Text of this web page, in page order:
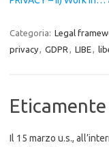
Categoria: Legal
privacy, GDPR , LIBE,
Eticamente
Il 15 marzo u.s.,